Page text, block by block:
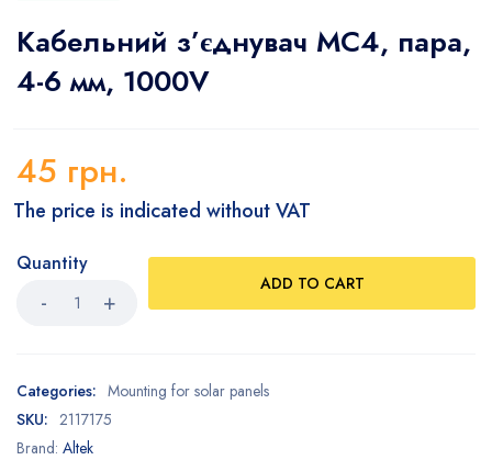
Кабельний з’єднувач МС4, пара,
4-6 мм, 1000V
45 грн.
The price is indicated without VAT
Quantity
ADD TO CART
Categories: Mounting for solar panels
SKU: 2117175
Brand: Altek